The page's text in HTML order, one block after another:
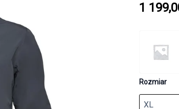
1
Rozmiar